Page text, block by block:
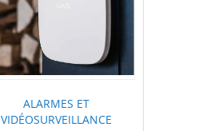
ALARMES ET
VIDÉOSURVEILLANCE